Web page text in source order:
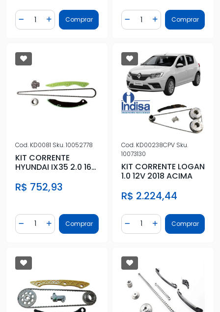
Diminuir Quantidade
Quantidade
Adicionar Quantidade
Comprar Diminuir Quantidade
Quantidade
AdicionarComprar
Cod. KD0081 Sku.10052778
KIT CORRENTE
HYUNDAI IX35 2.0 16V
R$ 752,93
Diminuir Quantidade
Quantidade
Adicionar Quantidade
Comprar
Cod. KD00238CPV Sku.
10073130
KIT CORRENTE LOGAN
1.0 12V 2018 ACIMA
R$ 2.224,44
Diminuir Quantidade
Quantidade
AdicionarComprar